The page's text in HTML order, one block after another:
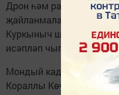
Дрон һәм ракеталарга
җайланмаларын төшерү
Куркыныч шунда ки:
исәпләп чыгару бик
Мондый кадрларны
Кораллы Көчләре